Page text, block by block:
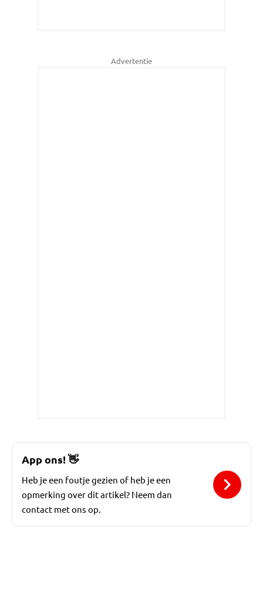
Advertentie
App ons!👋
Heb je een foutje gezien of heb je een
opmerking over dit artikel? Neem dan
contact met ons op.